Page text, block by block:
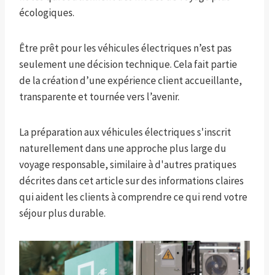
écologiques.
Être prêt pour les véhicules électriques n’est pas
seulement une décision technique. Cela fait partie
de la création d’une expérience client accueillante,
transparente et tournée vers l’avenir.
La préparation aux véhicules électriques s'inscrit
naturellement dans une approche plus large du
voyage responsable, similaire à d'autres pratiques
décrites dans cet article sur des informations claires
qui aident les clients à comprendre ce qui rend votre
séjour plus durable.